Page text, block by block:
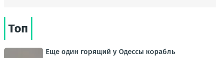
Топ
Еще один горящий у Одессы корабль